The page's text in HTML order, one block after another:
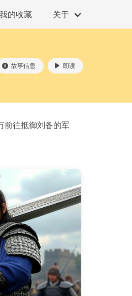
我的收藏 关于
故事信息 朗读
前往抵御刘备的军